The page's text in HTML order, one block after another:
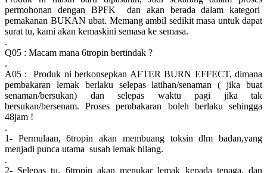
permohonan dengan BPFK dan akan berada dalam kategori
pemakanan BUKAN ubat. Memang ambil sedikit masa untuk dapat
surat tu, kami akan kemaskini semasa ke semasa.
.
Q05 : Macam mana 6tropin bertindak ?
.
A05 : Produk ni berkonsepkan AFTER BURN EFFECT, dimana
pembakaran lemak berlaku selepas latihan/senaman ( jika buat
senaman/bersukan) dan selepas waktu pagi jika tak
bersukan/bersenam. Proses pembakaran boleh berlaku sehingga
48jam !
.
1- Permulaan, 6tropin akan membuang toksin dlm badan,yang
menjadi punca utama susah lemak hilang.
.
2- Selepas tu, 6tropin akan menukar lemak kepada tenaga, dan